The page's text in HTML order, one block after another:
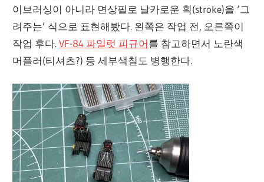
이브러싱이 아니라 면상필로 날카로운 획(stroke)을 ‘그
려주는’ 식으로 표현해봤다. 왼쪽은 작업 전, 오른쪽이
작업 후다.VF-84 파일럿 피규어를 참고하면서 노란색
머플러(티셔츠?) 등 세부색칠도 병행한다.